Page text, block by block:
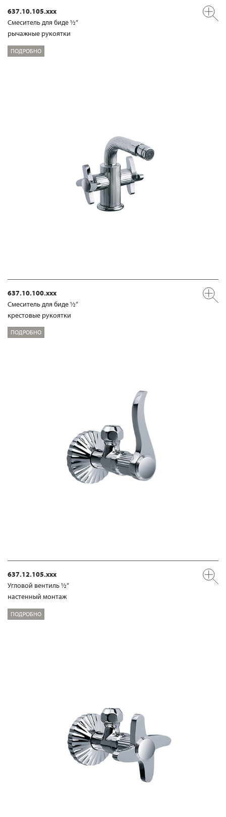
637.10.105.xxx
Смеситель для биде ½“
рычажные рукоятки
ПОДРОБНО
637.10.100.xxx
Смеситель для биде ½“
крестовые рукоятки
ПОДРОБНО
637.12.105.xxx
Угловой вентиль ½“
настенный монтаж
ПОДРОБНО